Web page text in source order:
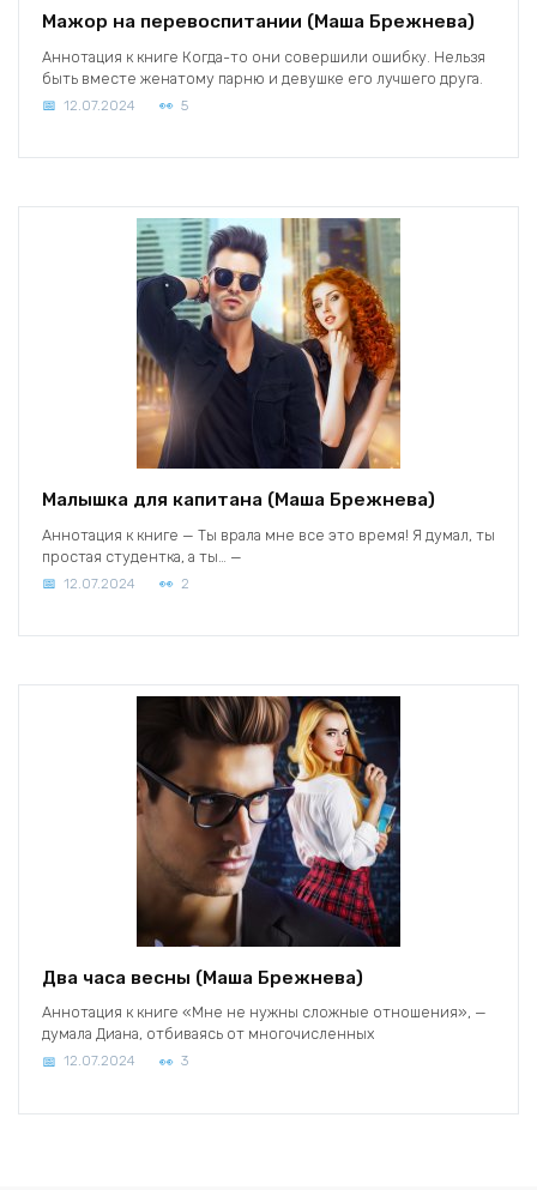
Мажор на перевоспитании (Маша Брежнева)
Аннотация к книге Когда-то они совершили ошибку. Нельзя
быть вместе женатому парню и девушке его лучшего друга.
12.07.2024 5
Малышка для капитана (Маша Брежнева)
Аннотация к книге — Ты врала мне все это время! Я думал, ты
простая студентка, а ты… —
12.07.2024 2
Два часа весны (Маша Брежнева)
Аннотация к книге «Мне не нужны сложные отношения», —
думала Диана, отбиваясь от многочисленных
12.07.2024 3